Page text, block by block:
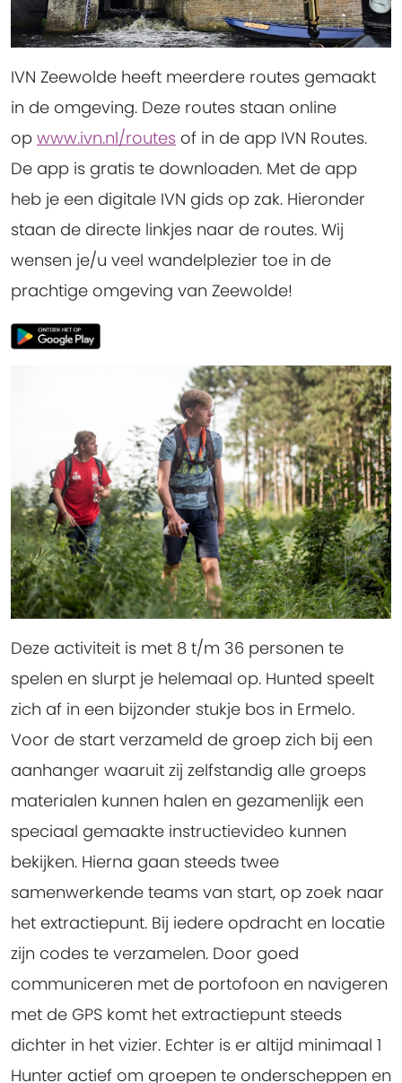
IVN Zeewolde heeft meerdere routes gemaakt
in de omgeving. Deze routes staan online
op www.ivn.nl/routes of in de app IVN Routes.
De app is gratis te downloaden. Met de app
heb je een digitale IVN gids op zak. Hieronder
staan de directe linkjes naar de routes. Wij
wensen je/u veel wandelplezier toe in de
prachtige omgeving van Zeewolde!
Deze activiteit is met 8 t/m 36 personen te
spelen en slurpt je helemaal op. Hunted speelt
zich af in een bijzonder stukje bos in Ermelo.
Voor de start verzameld de groep zich bij een
aanhanger waaruit zij zelfstandig alle groeps
materialen kunnen halen en gezamenlijk een
speciaal gemaakte instructievideo kunnen
bekijken. Hierna gaan steeds twee
samenwerkende teams van start, op zoek naar
het extractiepunt. Bij iedere opdracht en locatie
zijn codes te verzamelen. Door goed
communiceren met de portofoon en navigeren
met de GPS komt het extractiepunt steeds
dichter in het vizier. Echter is er altijd minimaal 1
Hunter actief om groepen te onderscheppen en